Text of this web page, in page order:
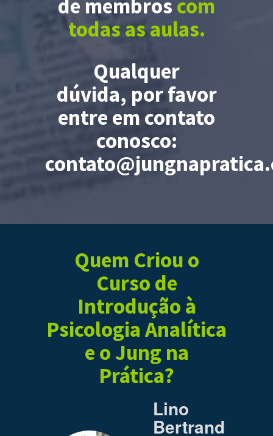
de membros com
todas as aulas.
Qualquer
dúvida, por favor
entre em contato
conosco:
Quem Criou o
Curso de
Introdução à
Psicologia Analítica
e o Jung na
Prática?
Lino
Bertrand